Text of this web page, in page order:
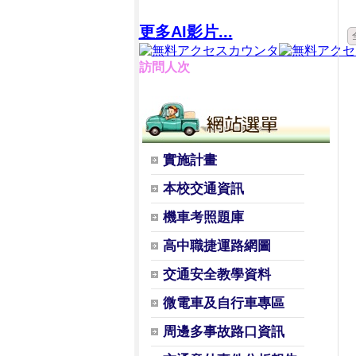
更多AI影片...
訪問人次
實施計畫
本校交通資訊
機車考照題庫
高中職捷運路網圖
交通安全教學資料
微電車及自行車專區
周邊多事故路口資訊